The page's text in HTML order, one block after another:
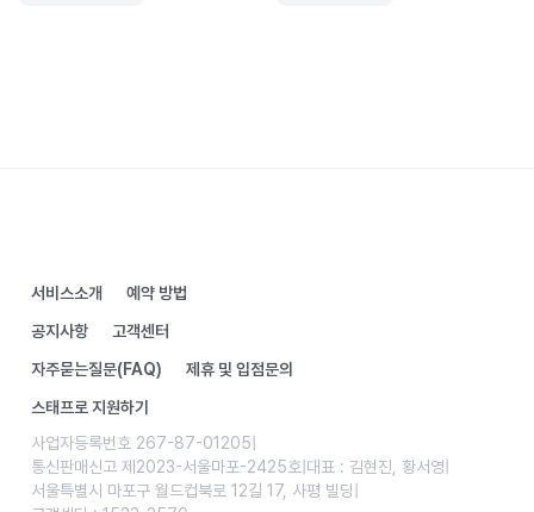
서비스소개
예약 방법
공지사항
고객센터
자주묻는질문(FAQ)
제휴 및 입점문의
스태프로 지원하기
사업자등록번호 267-87-01205
통신판매신고 제2023-서울마포-2425호 대표 : 김현진, 황서영
서울특별시 마포구 월드컵북로 12길 17, 사평 빌딩